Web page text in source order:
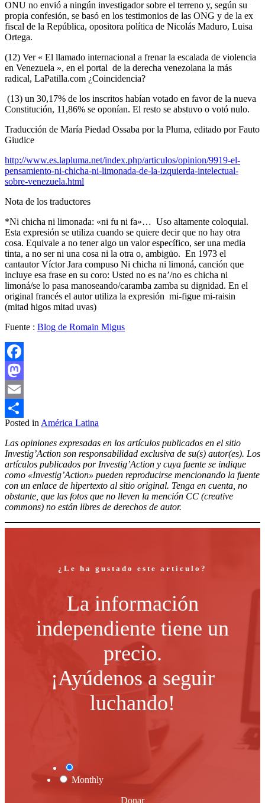
ONU no envió a ningún investigador sobre el terreno y, según su
propia confesión, se basó en los testimonios de las ONG y de la ex
fiscal de la República, opositora política de Nicolás Maduro, Luisa
Ortega.
(12) Ver « El llamado internacional a frenar la escalada de violencia
en Venezuela », en el portal de la derecha venezolana la más
radical, LaPatilla.com ¿Coincidencia?
(13) un 30,17% de los inscritos habían votado en favor de la nueva
Constitución, 11,86% se oponían. El resto se abstuvo o votó nulo.
Traducción de María Piedad Ossaba por la Pluma, editado por Fauto
Giudice
http://www.es.lapluma.net/index.php/articulos/opinion/9919-el-
pensamiento-ni-chicha-ni-limonada-de-la-izquierda-intelectual-
sobre-venezuela.html
Nota de los traductores
*Ni chicha ni limonada: «ni fu ni fa»… Uso altamente coloquial.
Esta expresión se utiliza cuando se quiere decir que no hay otra
cosa. Equivale a no tener algo un valor específico, ser una media
tinta, a no ser ni una cosa ni la otra o, ambigüo. En 1973 el
cantautor Víctor Jara compuso Ni chicha ni limoná, canción que
incluye esa frase en su coro: Usted no es na’/no es chicha ni
limoná/se lo pasa manoseando/caramba zamba su dignidad. En el
original francés el autor utiliza la expresión mi-figue mi-raisin
(mitad higos mitad uvas)
Fuente : Blog de Romain Migus
Facebook
Mastodon
Email
Compartir
Posted in América Latina
Las opiniones expresadas en los artículos publicados en el sitio
Investig’Action son responsabilidad exclusiva de su(s) autor(es). Los
artículos publicados por Investig’Action y cuya fuente se indique
como «Investig’Action» pueden reproducirse mencionando la fuente
con un enlace de hipertexto al sitio original. Tenga en cuenta, no
obstante, que las fotos que no lleven la mención CC (creative
commons) no están libres de derechos de autor.
¿Le ha gustado este artículo?
La información
independiente tiene un
precio.
¡Ayúdenos a seguir
luchando!
Monthly
Donar